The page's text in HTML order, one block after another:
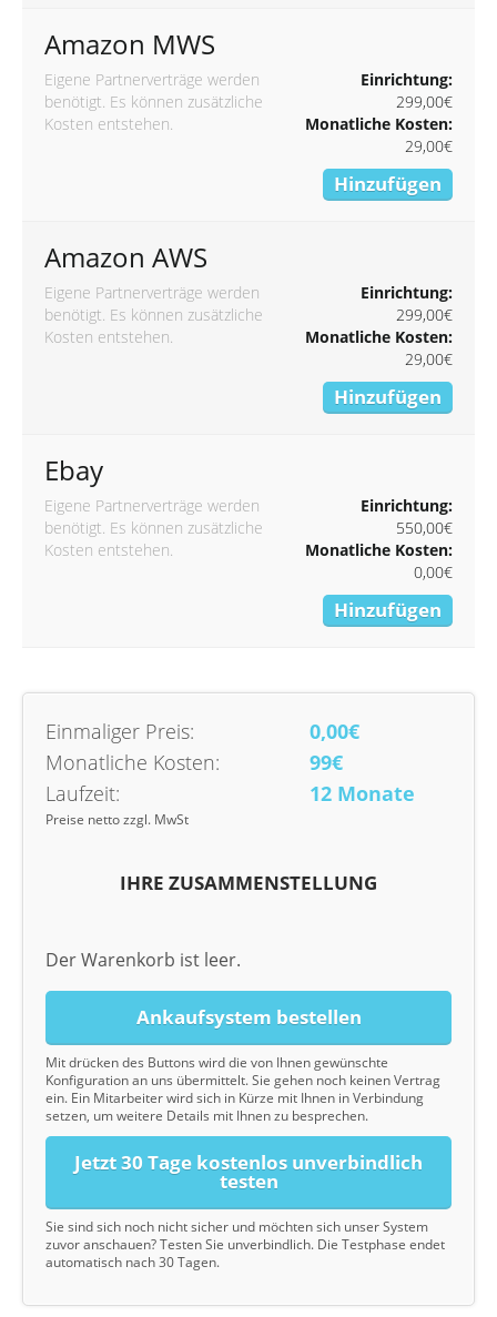
Amazon MWS
Eigene Partnerverträge werden
benötigt. Es können zusätzliche
Kosten entstehen.
Einrichtung:
299,00€
Monatliche Kosten:
29,00€
Hinzufügen
Amazon AWS
Eigene Partnerverträge werden
benötigt. Es können zusätzliche
Kosten entstehen.
Einrichtung:
299,00€
Monatliche Kosten:
29,00€
Hinzufügen
Ebay
Eigene Partnerverträge werden
benötigt. Es können zusätzliche
Kosten entstehen.
Einrichtung:
550,00€
Monatliche Kosten:
0,00€
Hinzufügen
Einmaliger Preis:
0,00€
Monatliche Kosten:
99€
Laufzeit:
12 Monate
Preise netto zzgl. MwSt
IHRE ZUSAMMENSTELLUNG
Der Warenkorb ist leer.
Ankaufsystem bestellen
Mit drücken des Buttons wird die von Ihnen gewünschte
Konfiguration an uns übermittelt. Sie gehen noch keinen Vertrag
ein. Ein Mitarbeiter wird sich in Kürze mit Ihnen in Verbindung
setzen, um weitere Details mit Ihnen zu besprechen.
Jetzt 30 Tage kostenlos unverbindlich
testen
Sie sind sich noch nicht sicher und möchten sich unser System
zuvor anschauen? Testen Sie unverbindlich. Die Testphase endet
automatisch nach 30 Tagen.